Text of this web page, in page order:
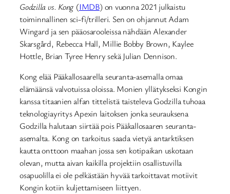
Godzilla vs. Kong (IMDB) on vuonna 2021 julkaistu
toiminnallinen sci-fi/trilleri. Sen on ohjannut Adam
Wingard ja sen pääosarooleissa nähdään Alexander
Skarsgård, Rebecca Hall, Millie Bobby Brown, Kaylee
Hottle, Brian Tyree Henry sekä Julian Dennison.
Kong elää Pääkallosaarella seuranta-asemalla omaa
elämäänsä valvotuissa oloissa. Monien yllätykseksi Kongin
kanssa titaanien alfan tittelistä taisteleva Godzilla tuhoaa
teknologiayritys Apexin laitoksen jonka seurauksena
Godzilla halutaan siirtää pois Pääkallosaaren seuranta-
asemalta. Kong on tarkoitus saada vietyä antarktiksen
kautta onttoon maahan jossa sen kotipaikan uskotaan
olevan, mutta aivan kaikilla projektiin osallistuvilla
osapuolilla ei ole pelkästään hyvää tarkoittavat motiivit
Kongin kotiin kuljettamiseen liittyen.